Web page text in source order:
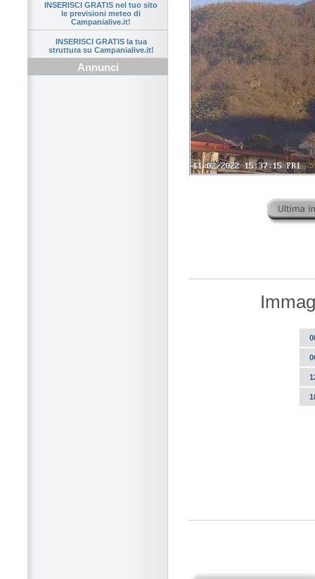
INSERISCI GRATIS nel tuo sito
le previsioni meteo di
Campanialive.it!
INSERISCI GRATIS la tua
struttura su Campanialive.it!
Annunci